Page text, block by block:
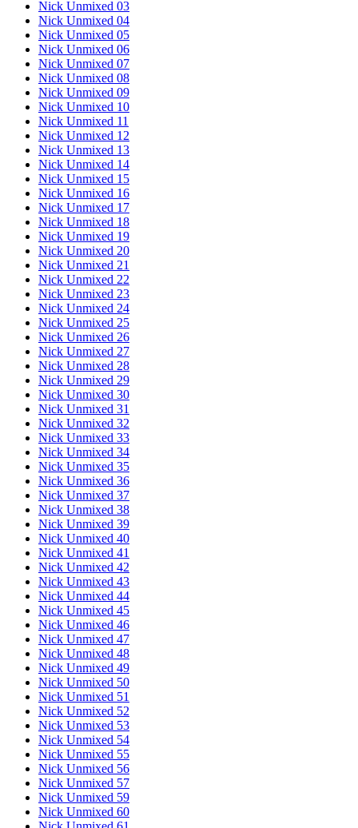
Nick Unmixed 03
Nick Unmixed 04
Nick Unmixed 05
Nick Unmixed 06
Nick Unmixed 07
Nick Unmixed 08
Nick Unmixed 09
Nick Unmixed 10
Nick Unmixed 11
Nick Unmixed 12
Nick Unmixed 13
Nick Unmixed 14
Nick Unmixed 15
Nick Unmixed 16
Nick Unmixed 17
Nick Unmixed 18
Nick Unmixed 19
Nick Unmixed 20
Nick Unmixed 21
Nick Unmixed 22
Nick Unmixed 23
Nick Unmixed 24
Nick Unmixed 25
Nick Unmixed 26
Nick Unmixed 27
Nick Unmixed 28
Nick Unmixed 29
Nick Unmixed 30
Nick Unmixed 31
Nick Unmixed 32
Nick Unmixed 33
Nick Unmixed 34
Nick Unmixed 35
Nick Unmixed 36
Nick Unmixed 37
Nick Unmixed 38
Nick Unmixed 39
Nick Unmixed 40
Nick Unmixed 41
Nick Unmixed 42
Nick Unmixed 43
Nick Unmixed 44
Nick Unmixed 45
Nick Unmixed 46
Nick Unmixed 47
Nick Unmixed 48
Nick Unmixed 49
Nick Unmixed 50
Nick Unmixed 51
Nick Unmixed 52
Nick Unmixed 53
Nick Unmixed 54
Nick Unmixed 55
Nick Unmixed 56
Nick Unmixed 57
Nick Unmixed 59
Nick Unmixed 60